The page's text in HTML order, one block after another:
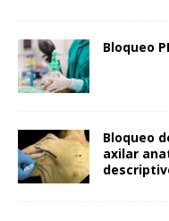
Bloqueo
Bloqueo
axilar